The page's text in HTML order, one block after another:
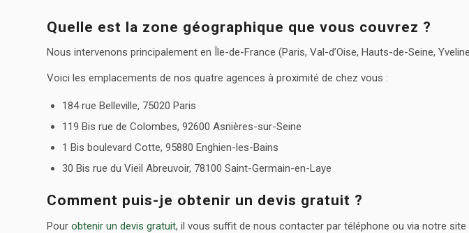
Quelle est la zone géographique que vous couvrez ?
Nous intervenons principalement en Île-de-France (Paris, Val-d’Oise, Hauts-de-Seine,
Voici les emplacements de nos quatre agences à proximité de chez vous :
184 rue Belleville, 75020 Paris
119 Bis rue de Colombes, 92600 Asnières-sur-Seine
1 Bis boulevard Cotte, 95880 Enghien-les-Bains
30 Bis rue du Vieil Abreuvoir, 78100 Saint-Germain-en-Laye
Comment puis-je obtenir un devis gratuit ?
Pour obtenir un devis gratuit, il vous suffit de nous contacter par téléphone ou via notre